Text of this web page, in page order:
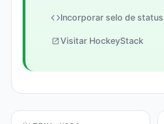
Incorporar selo de
Visitar HockeyStack